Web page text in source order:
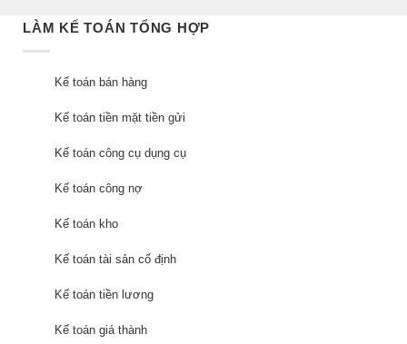
LÀM KẾ TOÁN TỔNG HỢP
Kế toán bán hàng
Kế toán tiền mặt tiền gửi
Kế toán công cụ dụng cụ
Kế toán công nợ
Kế toán kho
Kế toán tài sản cố định
Kế toán tiền lương
Kế toán giá thành